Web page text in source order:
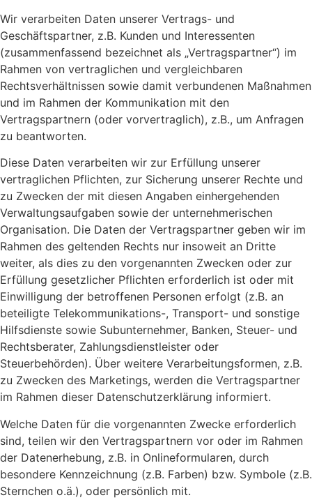
Wir verarbeiten Daten unserer Vertrags- und
Geschäftspartner, z.B. Kunden und Interessenten
(zusammenfassend bezeichnet als „Vertragspartner“) im
Rahmen von vertraglichen und vergleichbaren
Rechtsverhältnissen sowie damit verbundenen Maßnahmen
und im Rahmen der Kommunikation mit den
Vertragspartnern (oder vorvertraglich), z.B., um Anfragen
zu beantworten.
Diese Daten verarbeiten wir zur Erfüllung unserer
vertraglichen Pflichten, zur Sicherung unserer Rechte und
zu Zwecken der mit diesen Angaben einhergehenden
Verwaltungsaufgaben sowie der unternehmerischen
Organisation. Die Daten der Vertragspartner geben wir im
Rahmen des geltenden Rechts nur insoweit an Dritte
weiter, als dies zu den vorgenannten Zwecken oder zur
Erfüllung gesetzlicher Pflichten erforderlich ist oder mit
Einwilligung der betroffenen Personen erfolgt (z.B. an
beteiligte Telekommunikations-, Transport- und sonstige
Hilfsdienste sowie Subunternehmer, Banken, Steuer- und
Rechtsberater, Zahlungsdienstleister oder
Steuerbehörden). Über weitere Verarbeitungsformen, z.B.
zu Zwecken des Marketings, werden die Vertragspartner
im Rahmen dieser Datenschutzerklärung informiert.
Welche Daten für die vorgenannten Zwecke erforderlich
sind, teilen wir den Vertragspartnern vor oder im Rahmen
der Datenerhebung, z.B. in Onlineformularen, durch
besondere Kennzeichnung (z.B. Farben) bzw. Symbole (z.B.
Sternchen o.ä.), oder persönlich mit.